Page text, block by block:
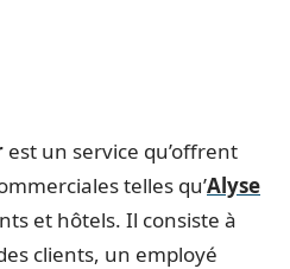
est un service qu’offrent
telles qu’Alyse
et hôtels. Il consiste à
clients, un employé